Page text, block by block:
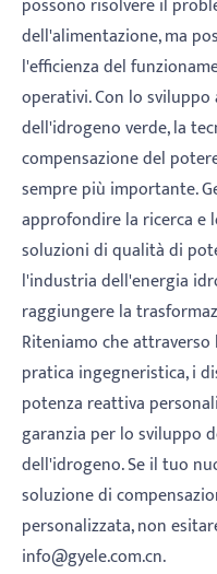
possono risolvere il
dell'alimentazione, ma
l'efficienza del
operativi. Con lo
dell'idrogeno verde, la
compensazione del
sempre più importante.
approfondire la ricerca e
soluzioni di qualità di
l'industria dell'energia
raggiungere la
Riteniamo che
pratica ingegneristica, i
potenza reattiva
garanzia per lo sviluppo
dell'idrogeno. Se il tuo
soluzione di
personalizzata, non
info@gyele.com.cn.